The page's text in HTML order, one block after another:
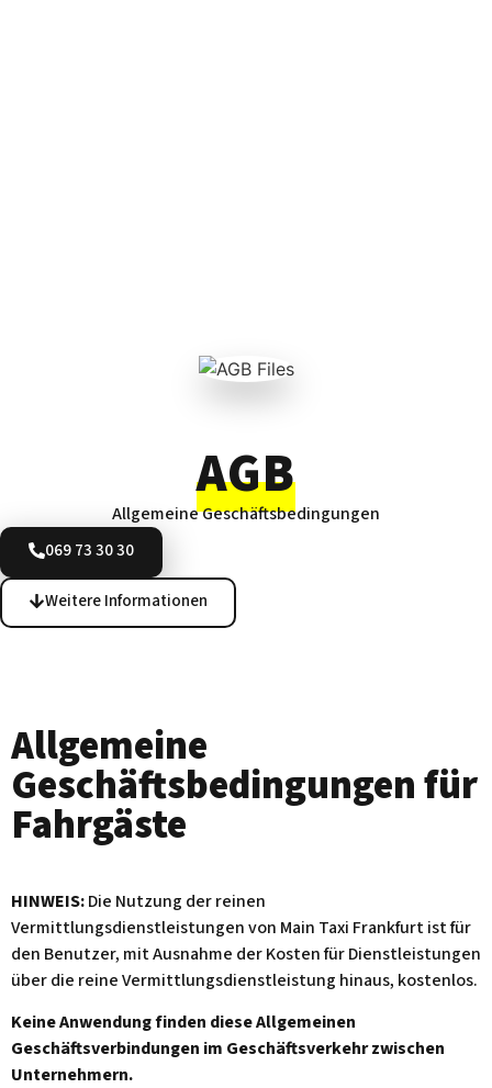
AGB
Allgemeine Geschäftsbedingungen
069 73 30 30
Weitere Informationen
Allgemeine
Geschäftsbedingungen für
Fahrgäste
HINWEIS:Die Nutzung der reinen
Vermittlungsdienstleistungen von Main Taxi Frankfurt ist für
den Benutzer, mit Ausnahme der Kosten für Dienstleistungen
über die reine Vermittlungsdienstleistung hinaus, kostenlos.
Keine Anwendung finden diese Allgemeinen
Geschäftsverbindungen im Geschäftsverkehr zwischen
Unternehmern.